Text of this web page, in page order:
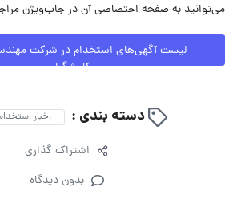
می‌توانید به صفحه اختصاصی آن در جاب‌ویژن
لیست آگهی‌های استخدام در شرکت
کاوشگران
دسته بندی : اخبار
اشتراک گذاری
بدون دیدگاه